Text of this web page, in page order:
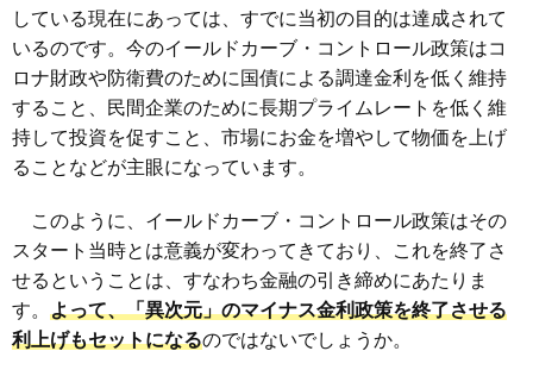
している現在にあっては、すでに当初の目的は達成されて
いるのです。今のイールドカーブ・コントロール政策はコ
ロナ財政や防衛費のために国債による調達金利を低く維持
すること、民間企業のために長期プライムレートを低く維
持して投資を促すこと、市場にお金を増やして物価を上げ
ることなどが主眼になっています。
このように、イールドカーブ・コントロール政策はその
スタート当時とは意義が変わってきており、これを終了さ
せるということは、すなわち金融の引き締めにあたりま
す。 よって、「異次元」のマイナス金利政策を終了させる
利上げもセットになるのではないでしょうか。